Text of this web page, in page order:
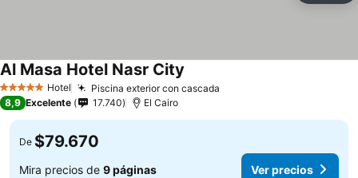
5 Estrellas Hotel Piscina exterior con cascada
Al Masa Hotel Nasr City
8,9 Excelente 17.740 El Cairo
De $79.670
Mira precios de 9 páginas Ver precios